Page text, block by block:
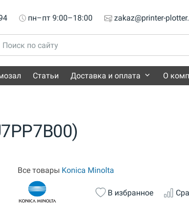
пн–пт 9:00–18:00 zakaz@printer-
Статьи Доставка и оплата О
Все товары Konica Minolta
В избранное